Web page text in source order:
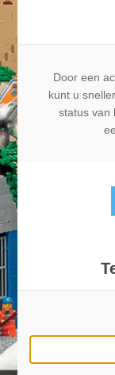
Nieuwe producten
Contact
Door een
kunt u
status van